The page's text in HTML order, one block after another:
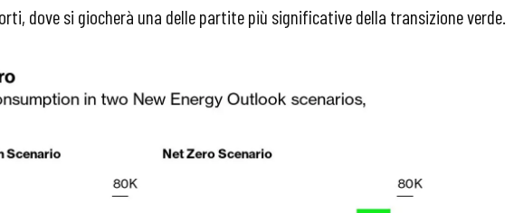
dove si giocherà una delle partite più significative della transizione verde.